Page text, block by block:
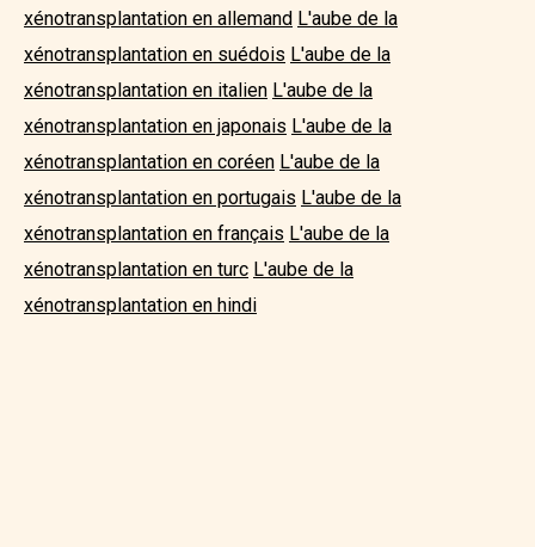
xénotransplantation en allemand L'aube de la
xénotransplantation en suédois L'aube de la
xénotransplantation en italien L'aube de la
xénotransplantation en japonais L'aube de la
xénotransplantation en coréen L'aube de la
xénotransplantation en portugais L'aube de la
xénotransplantation en français L'aube de la
xénotransplantation en turc L'aube de la
xénotransplantation en hindi